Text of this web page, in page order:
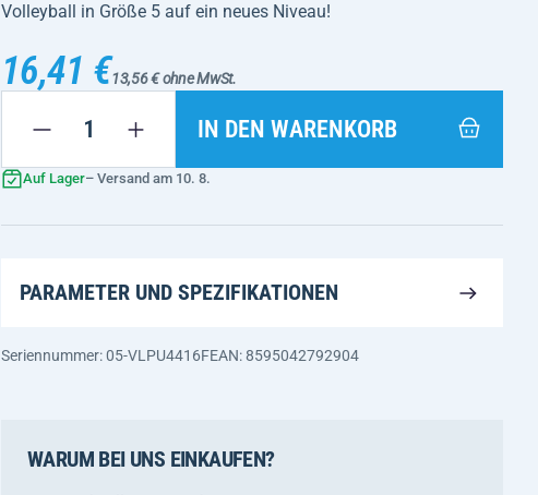
Volleyball in Größe 5 auf ein neues Niveau!
16,41 €13,56 € ohne MwSt.
IN DEN WARENKORB
Auf Lager– Versand am 10. 8.
PARAMETER UND SPEZIFIKATIONEN
Seriennummer: 05-VLPU4416FEAN: 8595042792904
WARUM BEI UNS EINKAUFEN?